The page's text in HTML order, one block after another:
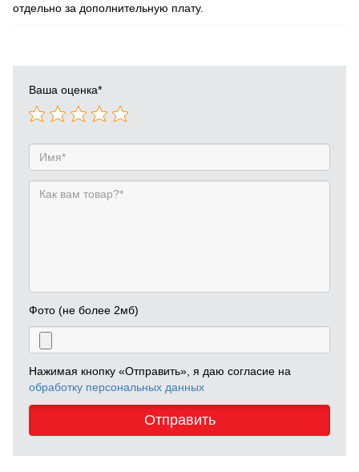
отдельно за дополнительную плату.
Ваша оценка*
Фото (не более 2мб)
Нажимая кнопку «Отправить», я даю согласие на
обработку персональных данных
Отправить